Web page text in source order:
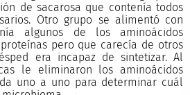
de sacarosa que contenía todos
Otro grupo se alimentó con
algunos de los aminoácidos
pero que carecía de otros
era incapaz de sintetizar. Al
le eliminaron los aminoácidos
uno a uno para determinar cuál